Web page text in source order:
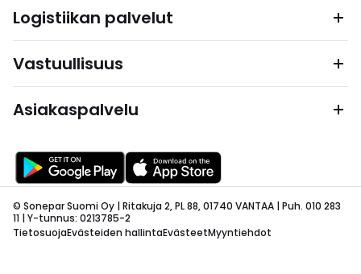
Logistiikan palvelut
Vastuullisuus
Asiakaspalvelu
© Sonepar Suomi Oy | Ritakuja 2, PL 88, 01740 VANTAA | Puh. 010 283
11 | Y-tunnus: 0213785-2
TietosuojaEvästeiden hallintaEvästeetMyyntiehdot